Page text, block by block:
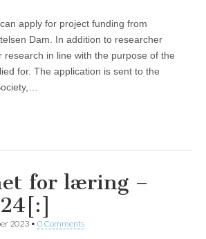
apply for project funding from
Dam. In addition to researcher
research in line with the purpose of the
for. The application is sent to the
for læring –
2023 • 0 Comments